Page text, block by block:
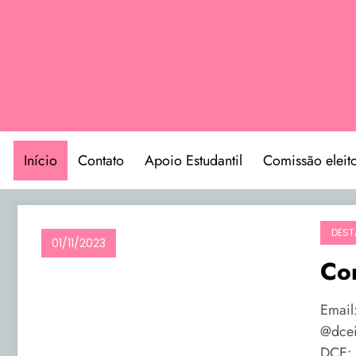
Início Contato Apoio Estudantil Comissão
01/11/2023